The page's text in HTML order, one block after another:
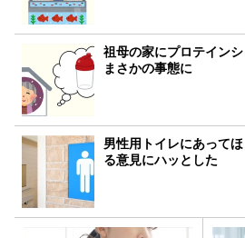
祖母の家にプロテイン
まさかの事態に
男性用トイレにあって
る意見にハッとした